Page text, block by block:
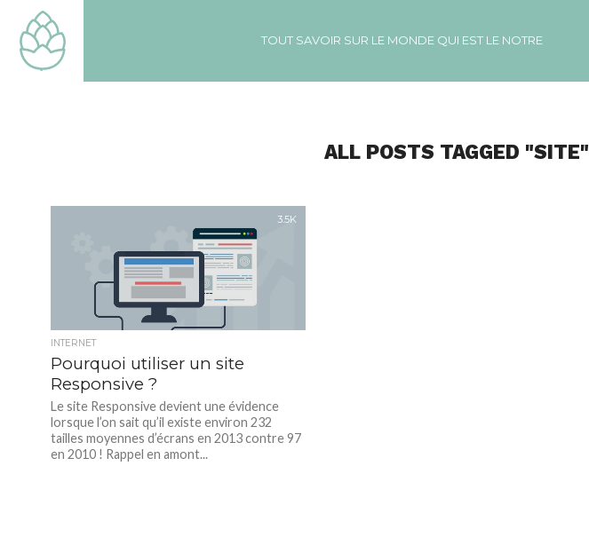
TOUT SAVOIR SUR LE MONDE QUI EST LE NOTRE
ALL POSTS TAGGED "SITE"
3.5K
INTERNET
Pourquoi utiliser un site
Responsive ?
Le site Responsive devient une évidence
lorsque l’on sait qu’il existe environ 232
tailles moyennes d’écrans en 2013 contre 97
en 2010 ! Rappel en amont...